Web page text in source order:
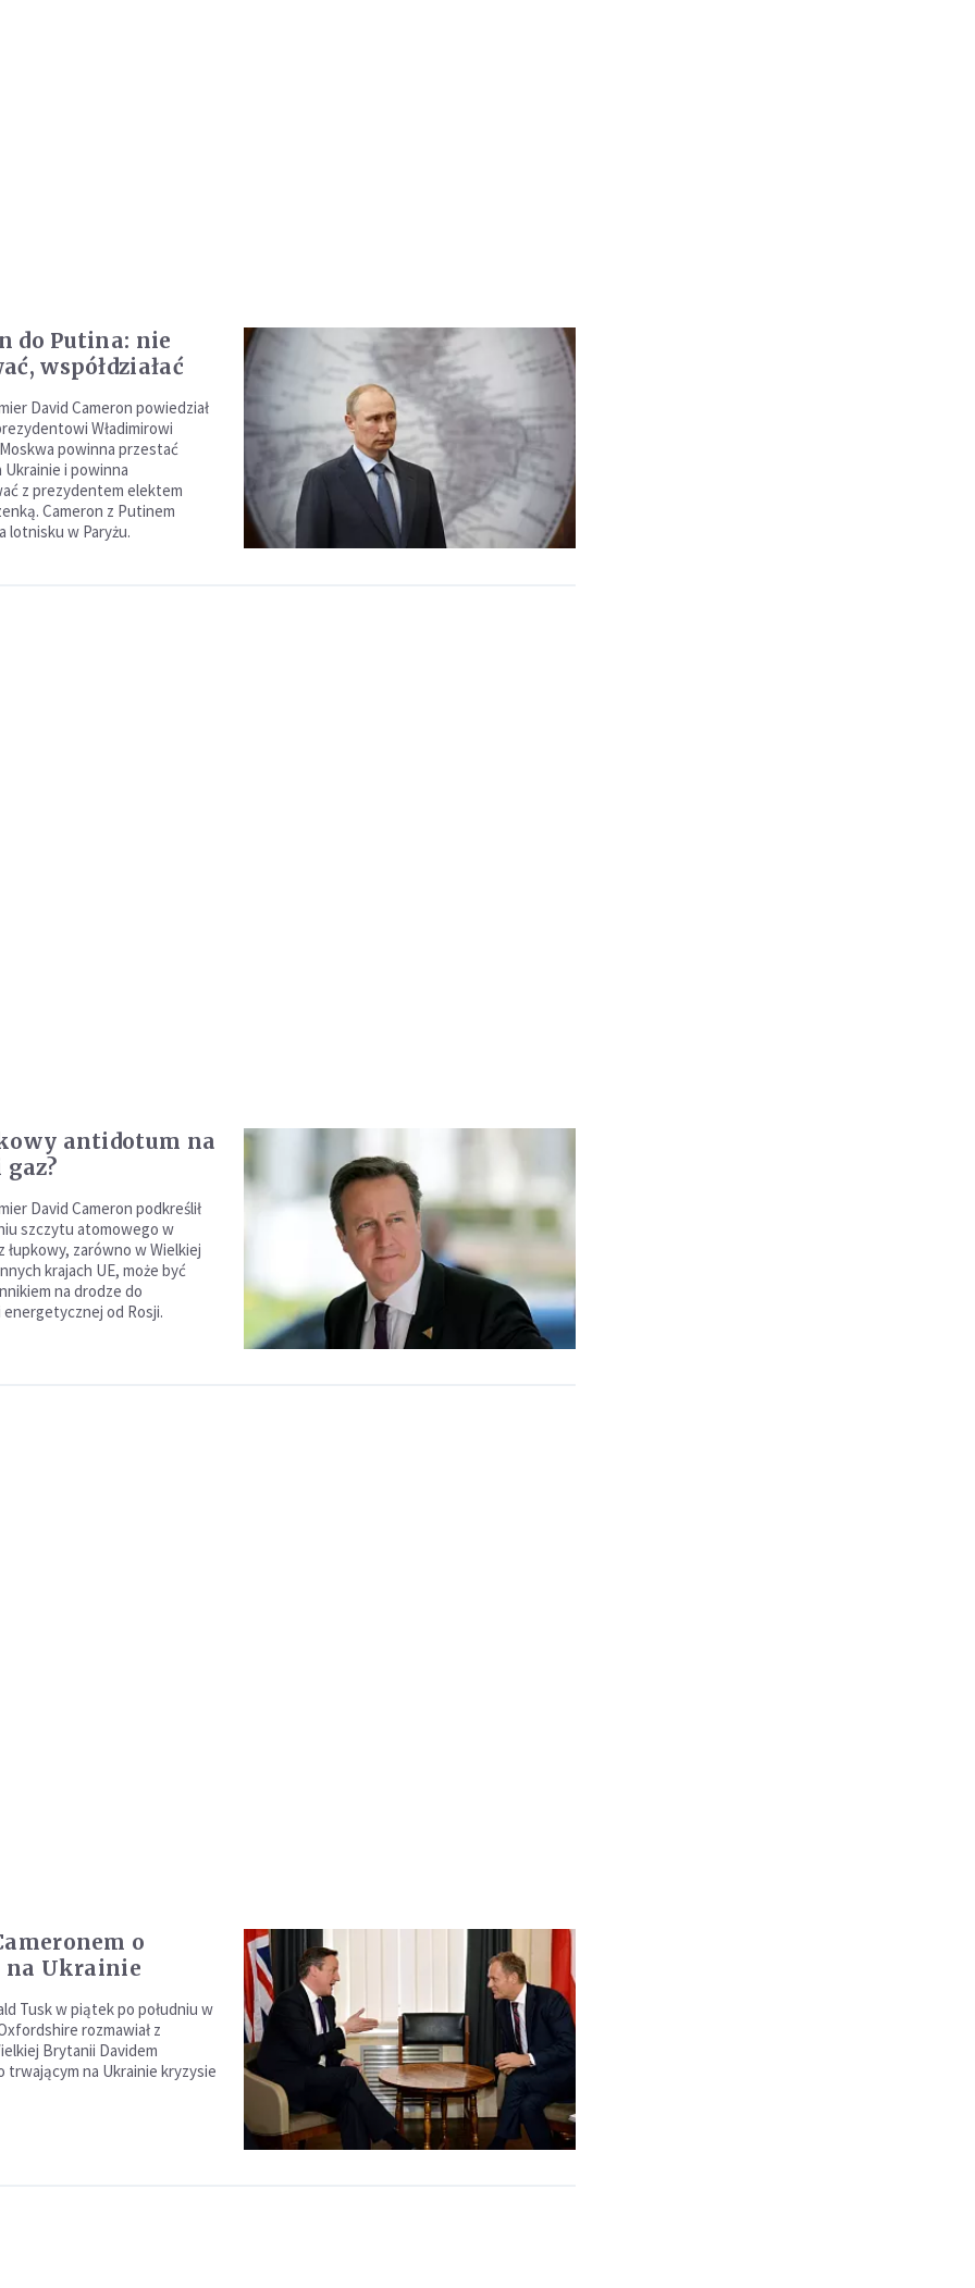
do Putina: nie
współdziałać
David Cameron powiedział
Władimirowi
powinna przestać
i powinna
z prezydentem elektem
Cameron z Putinem
lotnisku w Paryżu.
antidotum na
David Cameron podkreślił
szczytu atomowego w
łupkowy, zarówno w Wielkiej
krajach UE, może być
na drodze do
energetycznej od Rosji.
o
na Ukrainie
Tusk w piątek po południu w
rozmawiał z
Brytanii Davidem
trwającym na Ukrainie kryzysie